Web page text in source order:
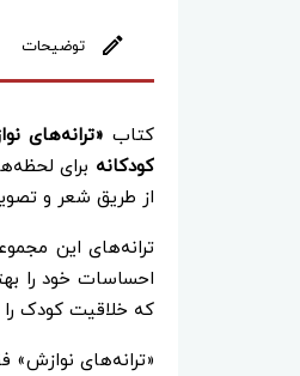
توضیحات
کتاب «ترانه‌های
کودکانه برای
از طریق شعر و
ترانه‌های این
احساسات خود را
که خلاقیت کودک را
«ترانه‌های